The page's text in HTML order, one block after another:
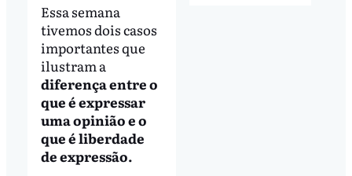
Essa semana
tivemos dois casos
importantes que
ilustram a
diferença entre o
que é expressar
uma opinião e o
que é liberdade
de expressão.